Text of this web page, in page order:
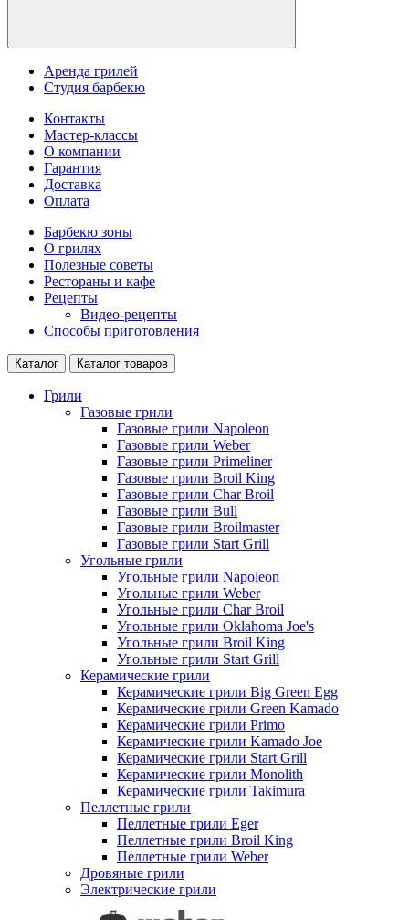
Аренда грилей
Студия барбекю
Контакты
Мастер-классы
О компании
Гарантия
Доставка
Оплата
Барбекю зоны
О грилях
Полезные советы
Рестораны и кафе
Рецепты
Видео-рецепты
Способы приготовления
Каталог Каталог товаров
Грили
Газовые грили
Газовые грили Napoleon
Газовые грили Weber
Газовые грили Primeliner
Газовые грили Broil King
Газовые грили Char Broil
Газовые грили Bull
Газовые грили Broilmaster
Газовые грили Start Grill
Угольные грили
Угольные грили Napoleon
Угольные грили Weber
Угольные грили Char Broil
Угольные грили Oklahoma Joe's
Угольные грили Broil King
Угольные грили Start Grill
Керамические грили
Керамические грили Big Green Egg
Керамические грили Green Kamado
Керамические грили Primo
Керамические грили Kamado Joe
Керамические грили Start Grill
Керамические грили Monolith
Керамические грили Takimura
Пеллетные грили
Пеллетные грили Eger
Пеллетные грили Broil King
Пеллетные грили Weber
Дровяные грили
Электрические грили